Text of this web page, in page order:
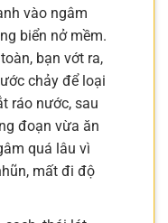
vào ngâm
biển nở mềm.
bạn vớt ra,
chảy để loại
ráo nước, sau
đoạn vừa ăn
quá lâu vì
mất đi độ